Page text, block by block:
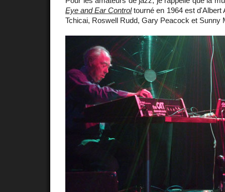
Eye and Ear Controltourné en 1964 est d'Albert
Tchicai, Roswell Rudd, Gary Peacock et Sunny